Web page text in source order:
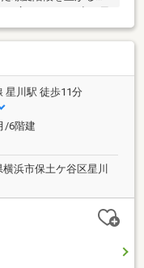
ーデニングなど多彩
8階部分の開放感のあ
Ｋ約18.3帖のゆとり
れた2面バルコニ
LD部分）・ゆとりあ
性を高めます。・南
優れ、明るく開放的
星川駅 徒歩11分
/6階建
浜市保土ケ谷区星川